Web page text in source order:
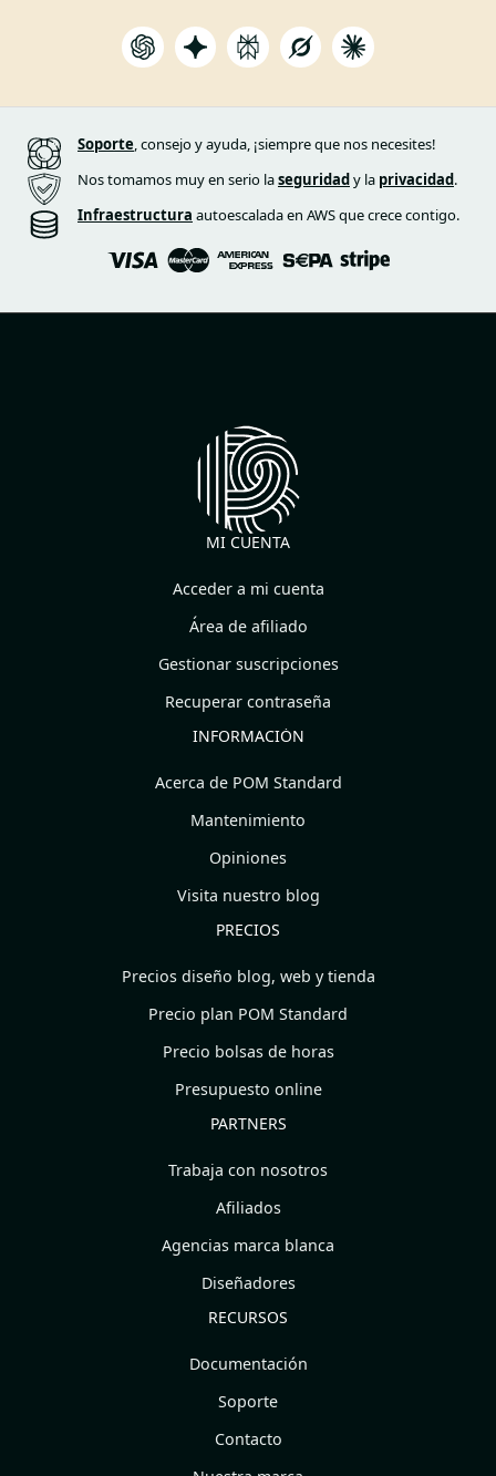
Soporte, consejo y ayuda, ¡siempre que nos necesites!
Nos tomamos muy en serio laseguridad y la privacidad.
Infraestructura autoescalada en AWS que crece contigo.
MI CUENTA
Acceder a mi cuenta
Área de afiliado
Gestionar suscripciones
Recuperar contraseña
INFORMACIÓN
Acerca de POM Standard
Mantenimiento
Opiniones
Visita nuestro blog
PRECIOS
Precios diseño blog, web y tienda
Precio plan POM Standard
Precio bolsas de horas
Presupuesto online
PARTNERS
Trabaja con nosotros
Afiliados
Agencias marca blanca
Diseñadores
RECURSOS
Documentación
Soporte
Contacto